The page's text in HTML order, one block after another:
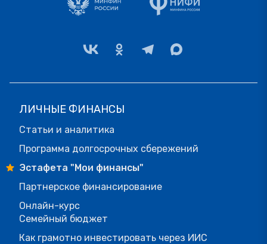
ЛИЧНЫЕ ФИНАНСЫ
Статьи и аналитика
Программа долгосрочных сбережений
Эстафета "Мои финансы"
Партнерское финансирование
Онлайн-курс
Семейный бюджет
Как грамотно инвестировать через ИИС